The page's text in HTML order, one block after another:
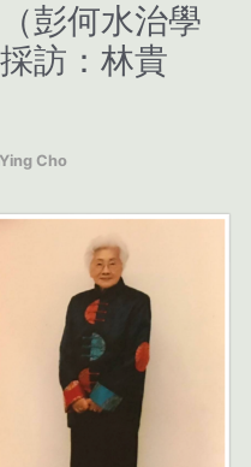
彭何水治學
訪：林貴
Cho